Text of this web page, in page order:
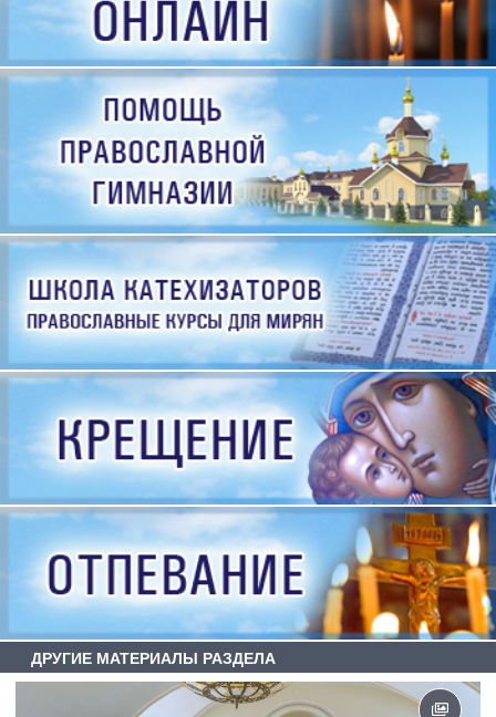
ДРУГИЕ МАТЕРИАЛЫ РАЗДЕЛА